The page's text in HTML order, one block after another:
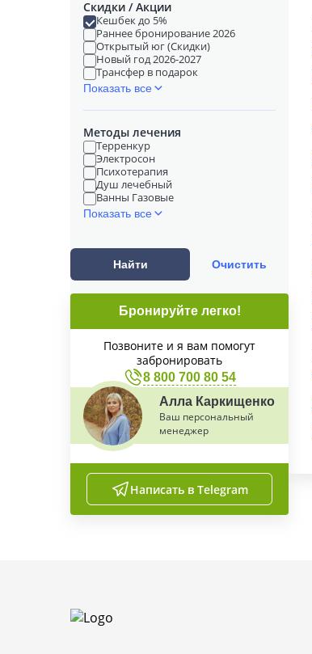
Скидки / Акции
Кешбек до 5%
Раннее бронирование 2026
Открытый юг (Скидки)
Новый год 2026-2027
Трансфер в подарок
Показать все
Методы лечения
Терренкур
Электросон
Психотерапия
Душ лечебный
Ванны Газовые
Показать все
Найти Очистить
Бронируйте легко!
Позвоните и я вам помогут
забронировать
8 800 700 80 54
Алла Каркищенко
Ваш персональный
менеджер
Написать в Telegram